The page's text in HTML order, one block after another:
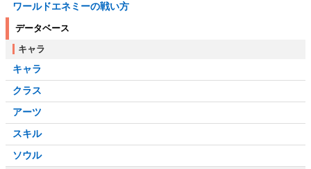
ワールドエネミーの戦い方
データベース
キャラ
キャラ
クラス
アーツ
スキル
ソウル